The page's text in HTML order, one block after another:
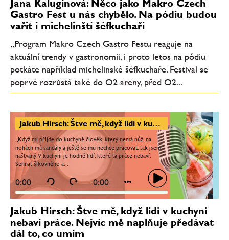
Jana Kaluginová: Něco jako Makro Czech
Gastro Fest u nás chybělo. Na pódiu budou
vařit i michelinští šéfkuchaři
„Program Makro Czech Gastro Festu reaguje na
aktuální trendy v gastronomii, i proto letos na pódiu
potkáte například michelinské šéfkuchaře. Festival se
poprvé rozrůstá také do O2 areny, před O2...
Jakub Hirsch: Štve mě, když lidi v kuchyni nebaví práce. Nejvíc mě naplňuje předávat dál to, co umím
„Když mi přijde do kuchyně člověk, který nemá nůž, na
nohách má sandály a ještě se mu nechce pracovat, tak jsem
naštvaný. V kuchyni je hodně lidí, které ta práce nebaví.
Sehnat šikovného a...
0:00 0:00
Jakub Hirsch: Štve mě, když lidi v kuchyni
nebaví práce. Nejvíc mě naplňuje předávat
dál to, co umím